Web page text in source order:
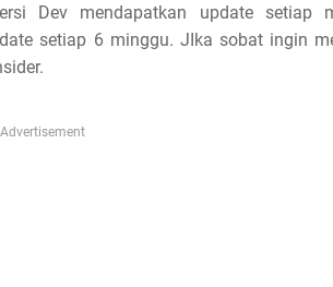
Dev mendapatkan update setiap
setiap 6 minggu. JIka sobat ingin
Advertisement